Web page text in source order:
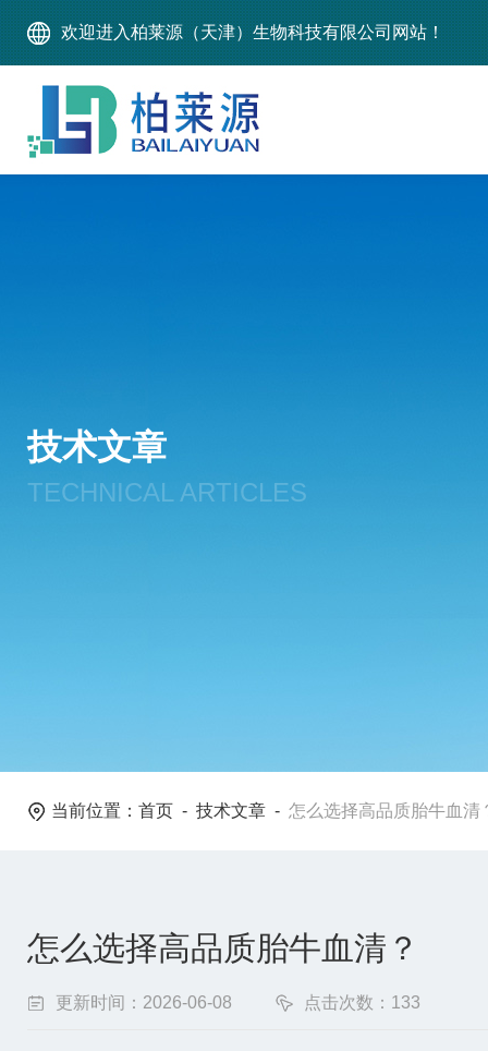
欢迎进入柏莱源（天津）生物科技有限公司网站！
技术文章
TECHNICAL ARTICLES
当前位置： 首页 - 技术文章 - 怎么选择高品质胎牛血清
怎么选择高品质胎牛血清？
更新时间：2026-06-08 点击次数：133